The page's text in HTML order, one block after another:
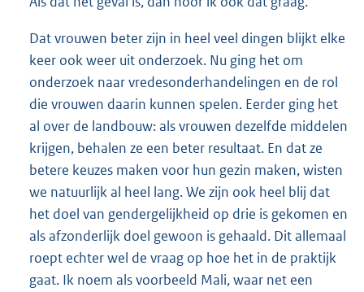
Dat vrouwen beter zijn in heel veel dingen blijkt elke
keer ook weer uit onderzoek. Nu ging het om
onderzoek naar vredesonderhandelingen en de rol
die vrouwen daarin kunnen spelen. Eerder ging het
al over de landbouw: als vrouwen dezelfde middelen
krijgen, behalen ze een beter resultaat. En dat ze
betere keuzes maken voor hun gezin maken, wisten
we natuurlijk al heel lang. We zijn ook heel blij dat
het doel van gendergelijkheid op drie is gekomen en
als afzonderlijk doel gewoon is gehaald. Dit allemaal
roept echter wel de vraag op hoe het in de praktijk
gaat. Ik noem als voorbeeld Mali, waar net een